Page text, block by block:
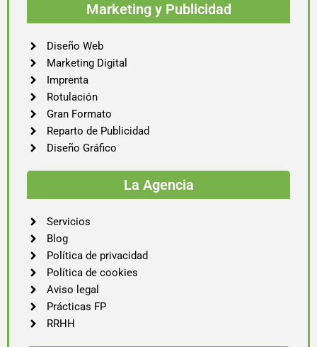
Marketing y Publicidad
Diseño Web
Marketing Digital
Imprenta
Rotulación
Gran Formato
Reparto de Publicidad
Diseño Gráfico
La Agencia
Servicios
Blog
Política de privacidad
Política de cookies
Aviso legal
Prácticas FP
RRHH